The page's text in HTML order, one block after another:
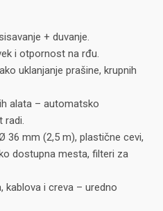
+ duvanje.
i otpornost na rđu.
uklanjanje prašine, krupnih
alata – automatsko
36 mm (2,5 m), plastične cevi,
dostupna mesta, filteri za
kablova i creva – uredno